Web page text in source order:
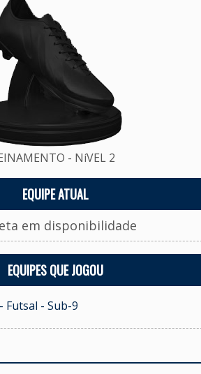
- NíVEL 2
EQUIPE ATUAL
em disponibilidade
EQUIPES QUE JOGOU
Futsal - Sub-9